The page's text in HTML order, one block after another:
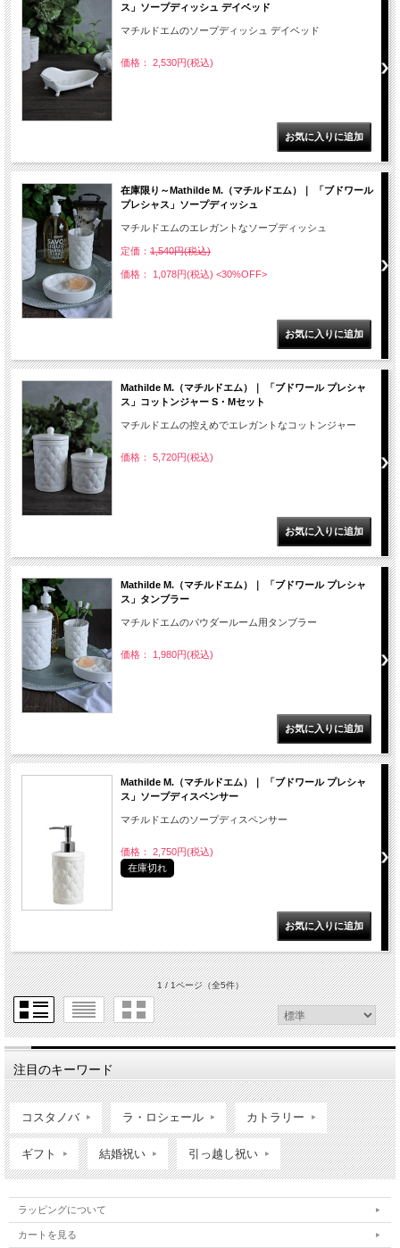
ス」ソープディッシュ デイベッド
マチルドエムのソープディッシュ デイベッド
価格： 2,530円(税込)
在庫限り～Mathilde M.（マチルドエム）｜ 「ブドワール
プレシャス」ソープディッシュ
マチルドエムのエレガントなソープディッシュ
定価： 1,540円(税込)
価格： 1,078円(税込) <30%OFF>
Mathilde M.（マチルドエム）｜ 「ブドワール プレシャ
ス」コットンジャー S・Mセット
マチルドエムの控えめでエレガントなコットンジャー
価格： 5,720円(税込)
Mathilde M.（マチルドエム）｜ 「ブドワール プレシャ
ス」タンブラー
マチルドエムのパウダールーム用タンブラー
価格： 1,980円(税込)
Mathilde M.（マチルドエム）｜ 「ブドワール プレシャ
ス」ソープディスペンサー
マチルドエムのソープディスペンサー
価格： 2,750円(税込)
在庫切れ
1 / 1ページ（全5件）
注目のキーワード
コスタノバ ラ・ロシェール カトラリー
ギフト 結婚祝い 引っ越し祝い
ラッピングについて
カートを見る